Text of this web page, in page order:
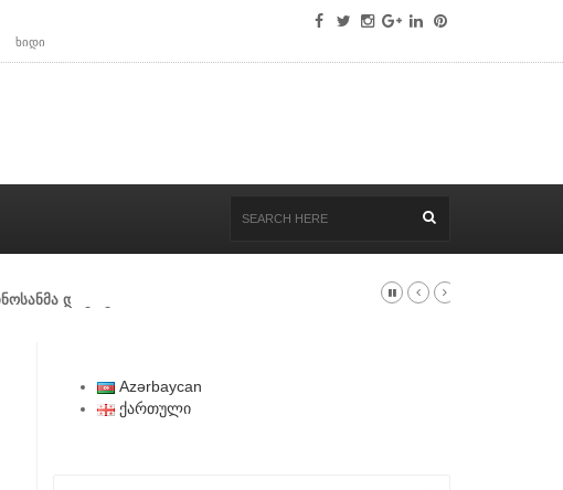
ხიდი
დატოვა
Azərbaycan
ქართული